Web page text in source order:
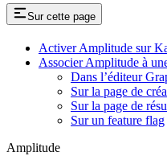
Sur cette page
Activer Amplitude sur
Associer Amplitude à
Dans l’éditeur
Sur la page de
Sur la page de
Sur un feature flag
Amplitude